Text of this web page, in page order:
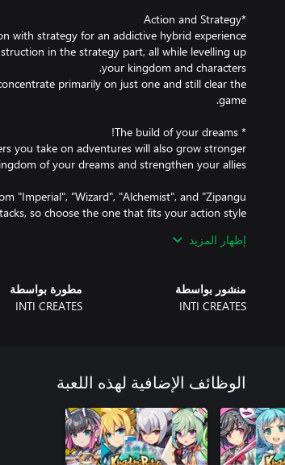
in the strategy part, all while levelling up
primarily on just one and still clear the
إظهار المزيد
منشور بواسطة
INTI CREATES
مطورة بواسطة
INTI CREATES
الوظائف الإضافية لهذه اللعبة